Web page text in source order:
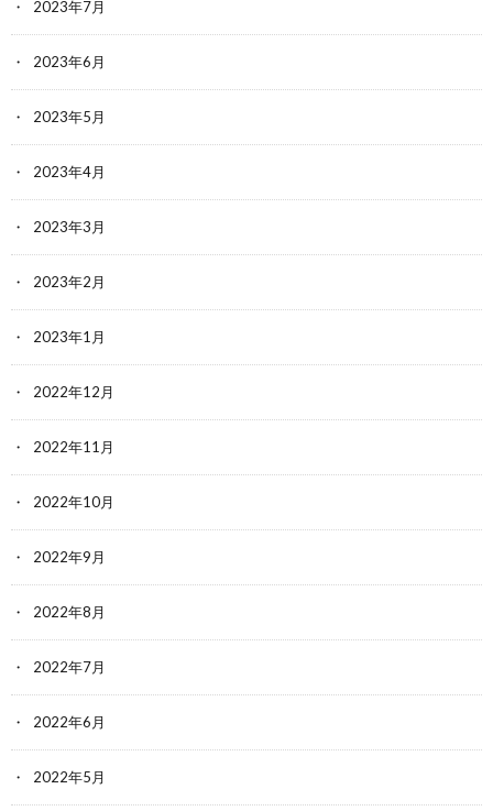
2023年7月
2023年6月
2023年5月
2023年4月
2023年3月
2023年2月
2023年1月
2022年12月
2022年11月
2022年10月
2022年9月
2022年8月
2022年7月
2022年6月
2022年5月